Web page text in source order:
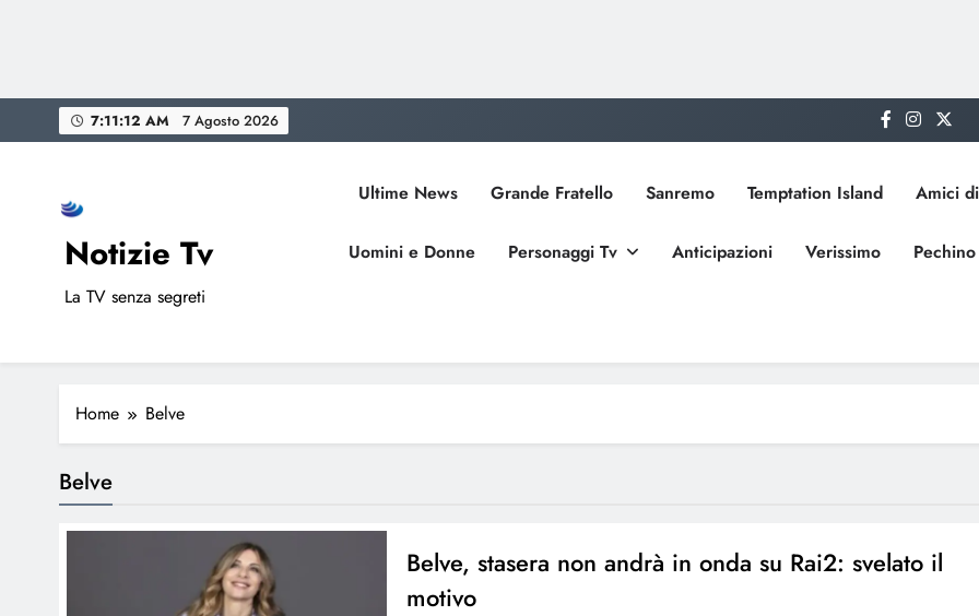
to
7:11:13 AM 7 Agosto 2026
Notizie Tv
La TV senza segreti
Ultime News Grande Fratello Sanremo Temptation Island Amici
Uomini e Donne Personaggi Tv Anticipazioni Verissimo
Home Belve
Belve
Belve, stasera non andrà in onda su Rai2: svelato il
motivo